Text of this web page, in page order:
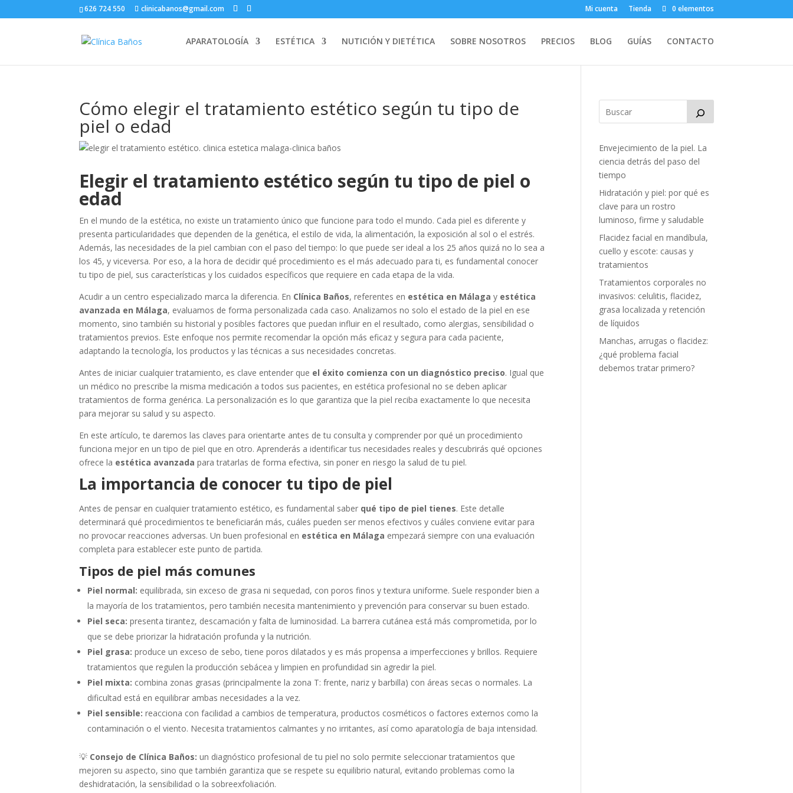
626 724 550 clinicabanos@gmail.com Mi cuenta Tienda 0 elementos
APARATOLOGÍA ESTÉTICA NUTICIÓN Y DIETÉTICA SOBRE NOSOTROS PRECIOS BLOG GUÍAS CONTACTO
Cómo elegir el tratamiento estético según tu tipo de
piel o edad
Elegir el tratamiento estético según tu tipo de piel o
edad
En el mundo de la estética, no existe un tratamiento único que funcione para todo el mundo. Cada piel es diferente y
presenta particularidades que dependen de la genética, el estilo de vida, la alimentación, la exposición al sol o el estrés.
Además, las necesidades de la piel cambian con el paso del tiempo: lo que puede ser ideal a los 25 años quizá no lo sea a
los 45, y viceversa. Por eso, a la hora de decidir qué procedimiento es el más adecuado para ti, es fundamental conocer
tu tipo de piel, sus características y los cuidados específicos que requiere en cada etapa de la vida.
Acudir a un centro especializado marca la diferencia. En Clínica Baños, referentes en estética en Málaga y estética
avanzada en Málaga, evaluamos de forma personalizada cada caso. Analizamos no solo el estado de la piel en ese
momento, sino también su historial y posibles factores que puedan influir en el resultado, como alergias, sensibilidad o
tratamientos previos. Este enfoque nos permite recomendar la opción más eficaz y segura para cada paciente,
adaptando la tecnología, los productos y las técnicas a sus necesidades concretas.
Antes de iniciar cualquier tratamiento, es clave entender que el éxito comienza con un diagnóstico preciso. Igual que
un médico no prescribe la misma medicación a todos sus pacientes, en estética profesional no se deben aplicar
tratamientos de forma genérica. La personalización es lo que garantiza que la piel reciba exactamente lo que necesita
para mejorar su salud y su aspecto.
En este artículo, te daremos las claves para orientarte antes de tu consulta y comprender por qué un procedimiento
funciona mejor en un tipo de piel que en otro. Aprenderás a identificar tus necesidades reales y descubrirás qué opciones
ofrece la estética avanzada para tratarlas de forma efectiva, sin poner en riesgo la salud de tu piel.
La importancia de conocer tu tipo de piel
Antes de pensar en cualquier tratamiento estético, es fundamental saber qué tipo de piel tienes. Este detalle
determinará qué procedimientos te beneficiarán más, cuáles pueden ser menos efectivos y cuáles conviene evitar para
no provocar reacciones adversas. Un buen profesional en estética en Málaga empezará siempre con una evaluación
completa para establecer este punto de partida.
Tipos de piel más comunes
Piel normal: equilibrada, sin exceso de grasa ni sequedad, con poros finos y textura uniforme. Suele responder bien a
la mayoría de los tratamientos, pero también necesita mantenimiento y prevención para conservar su buen estado.
Piel seca: presenta tirantez, descamación y falta de luminosidad. La barrera cutánea está más comprometida, por lo
que se debe priorizar la hidratación profunda y la nutrición.
Piel grasa: produce un exceso de sebo, tiene poros dilatados y es más propensa a imperfecciones y brillos. Requiere
tratamientos que regulen la producción sebácea y limpien en profundidad sin agredir la piel.
Piel mixta: combina zonas grasas (principalmente la zona T: frente, nariz y barbilla) con áreas secas o normales. La
dificultad está en equilibrar ambas necesidades a la vez.
Piel sensible: reacciona con facilidad a cambios de temperatura, productos cosméticos o factores externos como la
contaminación o el viento. Necesita tratamientos calmantes y no irritantes, así como aparatología de baja intensidad.
💡 Consejo de Clínica Baños: un diagnóstico profesional de tu piel no solo permite seleccionar tratamientos que
mejoren su aspecto, sino que también garantiza que se respete su equilibrio natural, evitando problemas como la
deshidratación, la sensibilidad o la sobreexfoliación.
Envejecimiento de la piel. La
ciencia detrás del paso del
tiempo
Hidratación y piel: por qué es
clave para un rostro
luminoso, firme y saludable
Flacidez facial en mandíbula,
cuello y escote: causas y
tratamientos
Tratamientos corporales no
invasivos: celulitis, flacidez,
grasa localizada y retención
de líquidos
Manchas, arrugas o flacidez:
¿qué problema facial
debemos tratar primero?